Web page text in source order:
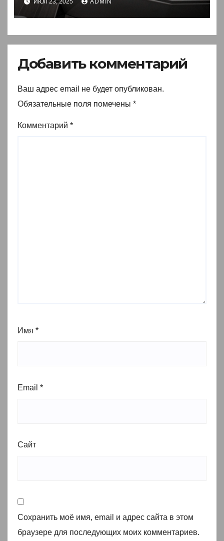
Добавить комментарий
Ваш адрес email не будет опубликован.
Обязательные поля помечены *
Комментарий *
Имя *
Email *
Сайт
Сохранить моё имя, email и адрес сайта в этом
браузере для последующих моих комментариев.